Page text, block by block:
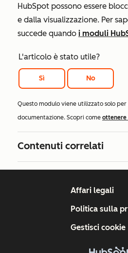
HubSpot possono essere
e dalla visualizzazione. Per
succede quando i moduli
L'articolo è stato utile?
Sì No
Questo modulo viene utilizzato solo
documentazione. Scopri come ottenere
Contenuti correlati
Affari legali
Politica sulla
Gestisci cookie